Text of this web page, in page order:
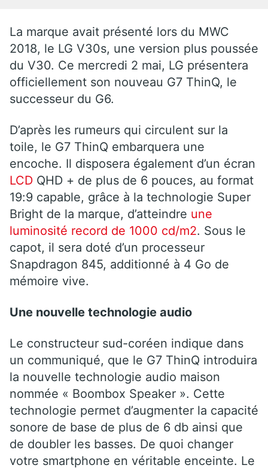
La marque avait présenté lors du MWC
2018, le LG V30s, une version plus poussée
du V30. Ce mercredi 2 mai, LG présentera
officiellement son nouveau G7 ThinQ, le
successeur du G6.
D’après les rumeurs qui circulent sur la
toile, le G7 ThinQ embarquera une
encoche. Il disposera également d’un écran
LCD QHD + de plus de 6 pouces, au format
19:9 capable, grâce à la technologie Super
Bright de la marque, d’atteindre une
luminosité record de 1000 cd/m2. Sous le
capot, il sera doté d’un processeur
Snapdragon 845, additionné à 4 Go de
mémoire vive.
Une nouvelle technologie audio
Le constructeur sud-coréen indique dans
un communiqué, que le G7 ThinQ introduira
la nouvelle technologie audio maison
nommée « Boombox Speaker ». Cette
technologie permet d’augmenter la capacité
sonore de base de plus de 6 db ainsi que
de doubler les basses. De quoi changer
votre smartphone en véritable enceinte. Le